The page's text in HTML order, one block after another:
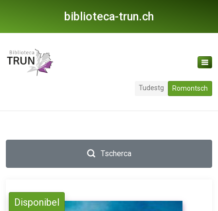
biblioteca-trun.ch
Tudestg Romontsch
Tscherca
Disponibel